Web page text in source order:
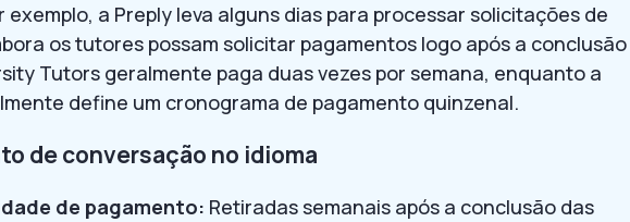
exemplo, a Preply leva alguns dias para processar solicitações de
os tutores possam solicitar pagamentos logo após a conclusão
Tutors geralmente paga duas vezes por semana, enquanto a
define um cronograma de pagamento quinzenal.
de conversação no idioma
de pagamento: Retiradas semanais após a conclusão das